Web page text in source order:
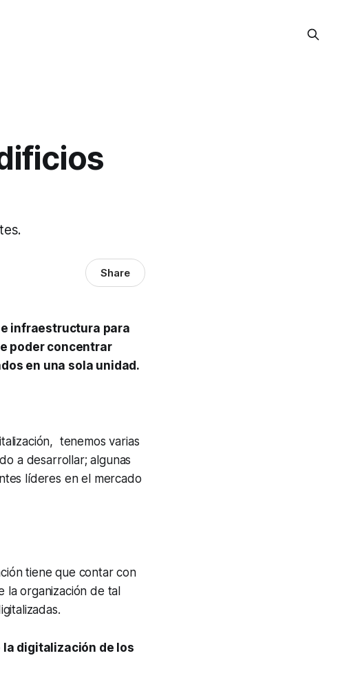
Share
infraestructura para
poder concentrar
en una sola unidad.
tenemos varias
a desarrollar; algunas
líderes en el mercado
tiene que contar con
organización de tal
la digitalización de los